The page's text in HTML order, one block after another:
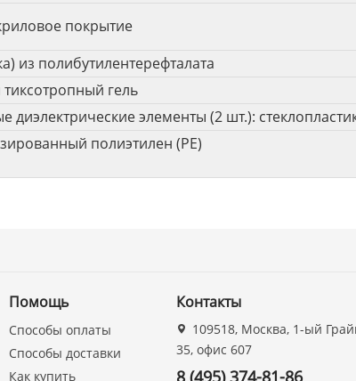
покрытие
из полибутилентерефталата
гель
диэлектрические элементы (2 шт.):
полиэтилен (PE)
Помощь
Способы оплаты
Способы доставки
Как купить
Контакты
109518, Москва, 1-ый
35, офис 607
8 (495) 374-81-86